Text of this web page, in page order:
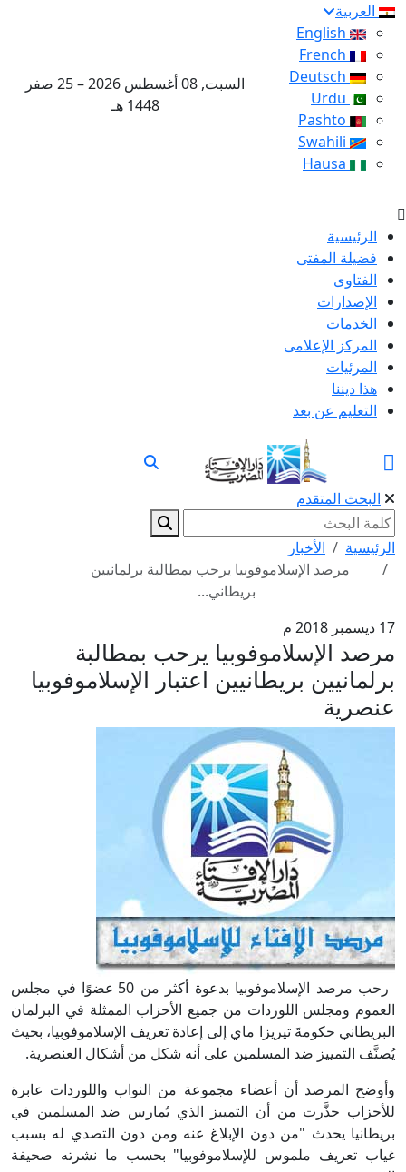
العربية
السبت, 08 أغسطس 2026 – 25 صفر
1448 هـ
الرئيسية
فضيلة المفتى
الفتاوى
الإصدارات
الخدمات
المركز الإعلامى
المرئيات
هذا ديننا
التعليم عن بعد
البحث المتقدم
الرئيسية
الأخبار
مرصد الإسلاموفوبيا يرحب بمطالبة برلمانيين
بريطاني...
17 ديسمبر 2018 م
مرصد الإسلاموفوبيا يرحب بمطالبة
برلمانيين بريطانيين اعتبار الإسلاموفوبيا
عنصرية
رحب مرصد الإسلاموفوبيا بدعوة أكثر من 50 عضوًا في مجلس
العموم ومجلس اللوردات من جميع الأحزاب الممثلة في البرلمان
البريطاني حكومةَ تيريزا ماي إلى إعادة تعريف الإسلاموفوبيا، بحيث
يُصنَّف التمييز ضد المسلمين على أنه شكل من أشكال العنصرية.
وأوضح المرصد أن أعضاء مجموعة من النواب واللوردات عابرة
للأحزاب حذَّرت من أن التمييز الذي يُمارس ضد المسلمين في
بريطانيا يحدث "من دون الإبلاغ عنه ومن دون التصدي له بسبب
غياب تعريف ملموس للإسلاموفوبيا" بحسب ما نشرته صحيفة